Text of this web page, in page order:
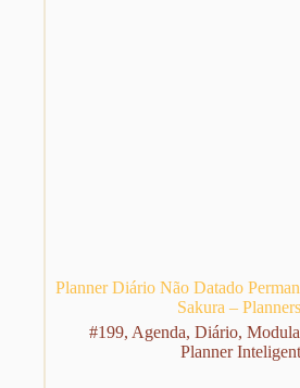
Planner Diário Não Datado
Sakura –
#199, Agenda, Diário,
Planner